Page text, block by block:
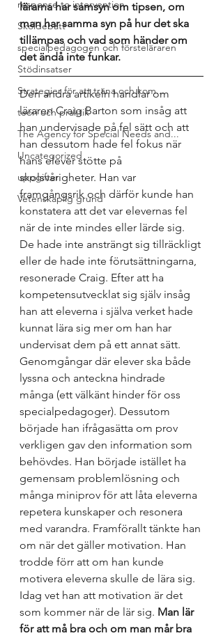
response to intervention
Skoldebatt
specialpedagogen och försteläraren
Stödinsatser
Strategier för att träna och kom...
teori och praktik
The Agency for Special Needs and...
Uncategorized
uppgifter
Vetenskaplig grund
lärarna har samsyn om tipsen, om
man har samma syn på hur det ska
tillämpas och vad som händer om
det ändå inte funkar.
Den andra artikeln handlar om
läraren Craig Barton som insåg att
han undervisade på fel sätt och att
han dessutom hade fel fokus när
hans elever stötte på
skolsvårigheter. Han var
framgångsrik och därför kunde han
konstatera att det var elevernas fel
när de inte mindes eller lärde sig.
De hade inte ansträngt sig tillräckligt
eller de hade inte förutsättningarna,
resonerade Craig. Efter att ha
kompetensutvecklat sig själv insåg
han att eleverna i själva verket hade
kunnat lära sig mer om han har
undervisat dem på ett annat sätt.
Genomgångar där elever ska både
lyssna och anteckna hindrade
många (ett välkänt hinder för oss
specialpedagoger). Dessutom
började han ifrågasätta om prov
verkligen gav den information som
behövdes. Han började istället ha
gemensam problemlösning och
många miniprov för att låta eleverna
repetera kunskaper och resonera
med varandra. Framförallt tänkte han
om när det gäller motivation. Han
trodde förr att om han kunde
motivera eleverna skulle de lära sig.
Idag vet han att motivation är det
som kommer när de lär sig. Man lär
för att må bra och om man mår bra